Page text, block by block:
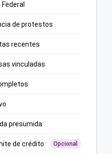
de protestos
recentes
vinculadas
presumida
de crédito Opcional